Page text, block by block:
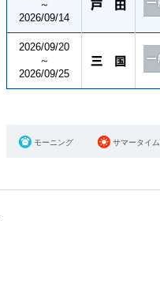
～
2026/09/14
2026/09/20
～
2026/09/25
モーニング サマータイム